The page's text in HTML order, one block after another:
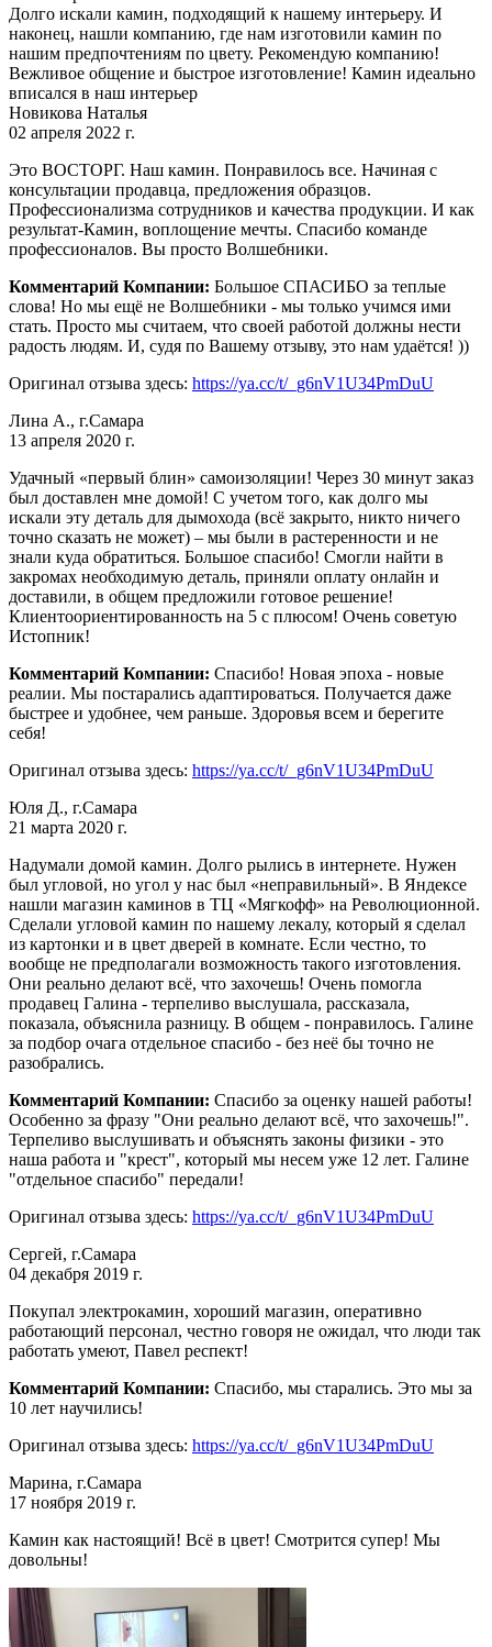
Долго искали камин, подходящий к нашему интерьеру. И
наконец, нашли компанию, где нам изготовили камин по
нашим предпочтениям по цвету. Рекомендую компанию!
Вежливое общение и быстрое изготовление! Камин идеально
вписался в наш интерьер
Новикова Наталья
02 апреля 2022 г.
Это ВОСТОРГ. Наш камин. Понравилось все. Начиная с
консультации продавца, предложения образцов.
Профессионализма сотрудников и качества продукции. И как
результат-Камин, воплощение мечты. Спасибо команде
профессионалов. Вы просто Волшебники.
Комментарий Компании: Большое СПАСИБО за теплые
слова! Но мы ещё не Волшебники - мы только учимся ими
стать. Просто мы считаем, что своей работой должны нести
радость людям. И, судя по Вашему отзыву, это нам удаётся! ))
Оригинал отзыва здесь: https://ya.cc/t/_g6nV1U34PmDuU
Лина А., г.Самара
13 апреля 2020 г.
Удачный «первый блин» самоизоляции! Через 30 минут заказ
был доставлен мне домой! С учетом того, как долго мы
искали эту деталь для дымохода (всё закрыто, никто ничего
точно сказать не может) – мы были в растеренности и не
знали куда обратиться. Большое спасибо! Смогли найти в
закромах необходимую деталь, приняли оплату онлайн и
доставили, в общем предложили готовое решение!
Клиентоориентированность на 5 с плюсом! Очень советую
Истопник!
Комментарий Компании: Спасибо! Новая эпоха - новые
реалии. Мы постарались адаптироваться. Получается даже
быстрее и удобнее, чем раньше. Здоровья всем и берегите
себя!
Оригинал отзыва здесь: https://ya.cc/t/_g6nV1U34PmDuU
Юля Д., г.Самара
21 марта 2020 г.
Надумали домой камин. Долго рылись в интернете. Нужен
был угловой, но угол у нас был «неправильный». В Яндексе
нашли магазин каминов в ТЦ «Мягкофф» на Революционной.
Сделали угловой камин по нашему лекалу, который я сделал
из картонки и в цвет дверей в комнате. Если честно, то
вообще не предполагали возможность такого изготовления.
Они реально делают всё, что захочешь! Очень помогла
продавец Галина - терпеливо выслушала, рассказала,
показала, объяснила разницу. В общем - понравилось. Галине
за подбор очага отдельное спасибо - без неё бы точно не
разобрались.
Комментарий Компании: Спасибо за оценку нашей работы!
Особенно за фразу "Они реально делают всё, что захочешь!".
Терпеливо выслушивать и объяснять законы физики - это
наша работа и "крест", который мы несем уже 12 лет. Галине
"отдельное спасибо" передали!
Оригинал отзыва здесь: https://ya.cc/t/_g6nV1U34PmDuU
Сергей, г.Самара
04 декабря 2019 г.
Покупал электрокамин, хороший магазин, оперативно
работающий персонал, честно говоря не ожидал, что люди так
работать умеют, Павел респект!
Комментарий Компании: Спасибо, мы старались. Это мы за
10 лет научились!
Оригинал отзыва здесь: https://ya.cc/t/_g6nV1U34PmDuU
Марина, г.Самара
17 ноября 2019 г.
Камин как настоящий! Всё в цвет! Смотрится супер! Мы
довольны!